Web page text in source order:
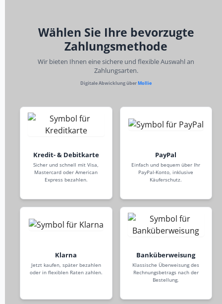
Wählen Sie Ihre bevorzugte
Zahlungsmethode
Wir bieten Ihnen eine sichere und flexible Auswahl an
Zahlungsarten.
Digitale Abwicklung überMollie
Kredit- & Debitkarte
Sicher und schnell mit Visa,
Mastercard oder American
Express bezahlen.
PayPal
Einfach und bequem über Ihr
PayPal-Konto, inklusive
Käuferschutz.
Klarna
Jetzt kaufen, später bezahlen
oder in flexiblen Raten zahlen.
Banküberweisung
Klassische Überweisung des
Rechnungsbetrags nach der
Bestellung.